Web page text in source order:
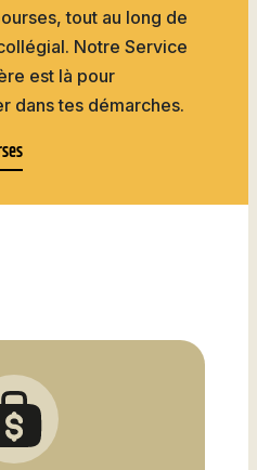
tout au long de
Notre Service
est là pour
dans tes démarches.